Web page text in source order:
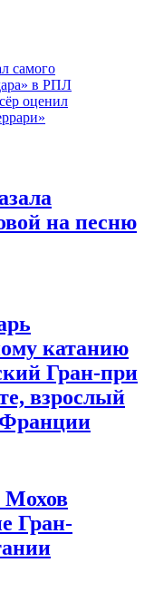
самого
в РПЛ
оценил
на песню
катанию
Гран-при
взрослый
Франции
Мохов
Гран-